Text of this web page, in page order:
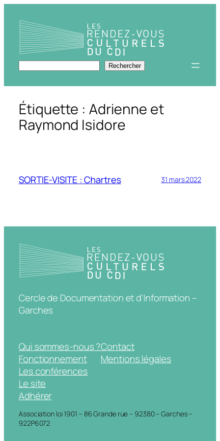
contenu
Rechercher Rechercher
Étiquette : Adrienne et
Raymond Isidore
SORTIE-VISITE : Chartres 31 mars 2022
Cercle de Documentation et d'Information –
Garches
Qui sommes-nous ?
Fonctionnement
Les conférences
Le site
Adhérer
Contact
Mentions légales
Association loi 1901 – 86 Grande rue – 92380 – Garches –
922P6072